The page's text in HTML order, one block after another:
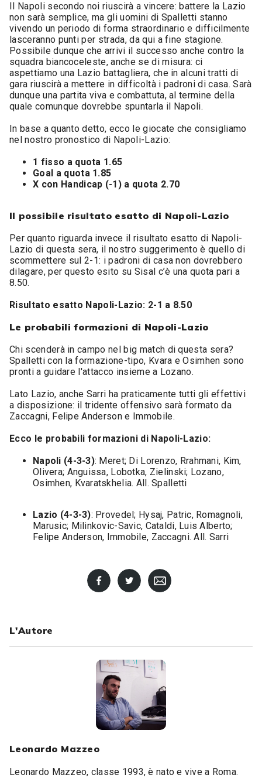
Il Napoli secondo noi riuscirà a vincere: battere la Lazio
non sarà semplice, ma gli uomini di Spalletti stanno
vivendo un periodo di forma straordinario e difficilmente
lasceranno punti per strada, da qui a fine stagione.
Possibile dunque che arrivi il successo anche contro la
squadra biancoceleste, anche se di misura: ci
aspettiamo una Lazio battagliera, che in alcuni tratti di
gara riuscirà a mettere in difficoltà i padroni di casa. Sarà
dunque una partita viva e combattuta, al termine della
quale comunque dovrebbe spuntarla il Napoli.
In base a quanto detto, ecco le giocate che consigliamo
nel nostro pronostico di Napoli-Lazio:
1 fisso a quota 1.65
Goal a quota 1.85
X con Handicap (-1) a quota 2.70
Il possibile risultato esatto di Napoli-Lazio
Per quanto riguarda invece il risultato esatto di Napoli-
Lazio di questa sera, il nostro suggerimento è quello di
scommettere sul 2-1: i padroni di casa non dovrebbero
dilagare, per questo esito su Sisal c’è una quota pari a
8.50.
Risultato esatto Napoli-Lazio: 2-1 a 8.50
Le probabili formazioni di Napoli-Lazio
Chi scenderà in campo nel big match di questa sera?
Spalletti con la formazione-tipo, Kvara e Osimhen sono
pronti a guidare l'attacco insieme a Lozano.
Lato Lazio, anche Sarri ha praticamente tutti gli effettivi
a disposizione: il tridente offensivo sarà formato da
Zaccagni, Felipe Anderson e Immobile.
Ecco le probabili formazioni di Napoli-Lazio:
Napoli (4-3-3): Meret; Di Lorenzo, Rrahmani, Kim,
Olivera; Anguissa, Lobotka, Zielinski; Lozano,
Osimhen, Kvaratskhelia. All. Spalletti
Lazio (4-3-3): Provedel; Hysaj, Patric, Romagnoli,
Marusic; Milinkovic-Savic, Cataldi, Luis Alberto;
Felipe Anderson, Immobile, Zaccagni. All. Sarri
L'Autore
Leonardo Mazzeo
Leonardo Mazzeo, classe 1993, è nato e vive a Roma.